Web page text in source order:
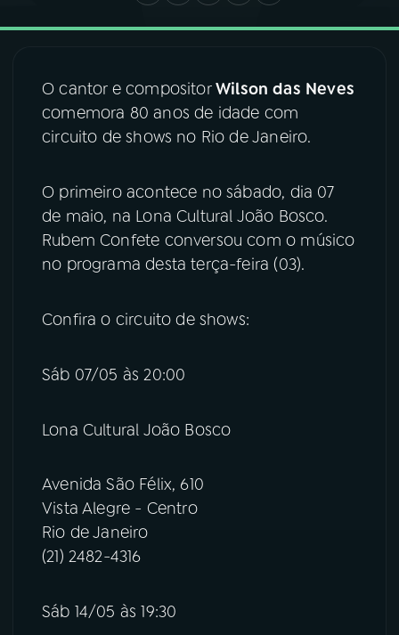
03PROGRAMAÇÃO
04PROGRAMAS
06 VIDEOCASTS
07ÚLTIMAS
08 FESTIVAL DE MÚSICA
ACOMPANHE A RÁDIO NACIONAL
YouTube Facebook
TikTok
O cantor e compositorWilson das Neves
comemora 80 anos de idade com
circuito de shows no Rio de Janeiro.
O primeiro acontece no sábado, dia 07
de maio, na Lona Cultural João Bosco.
Rubem Confete conversou com o músico
no programa desta terça-feira (03).
Confira o circuito de shows:
Sáb 07/05 às 20:00
Lona Cultural João Bosco
Avenida São Félix, 610
Vista Alegre - Centro
Rio de Janeiro
(21) 2482-4316
Sáb 14/05 às 19:30